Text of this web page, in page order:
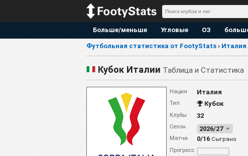
Больше/меньше Угловые ОЗ
Футбольная статистика от FootyStats › Италия
Кубок Италии Таблица и Статистика
Нация Италия
Тип Кубок
Клубы 32
Сезон 2026/27
Матчи 0/16Сыграно
Прогресс